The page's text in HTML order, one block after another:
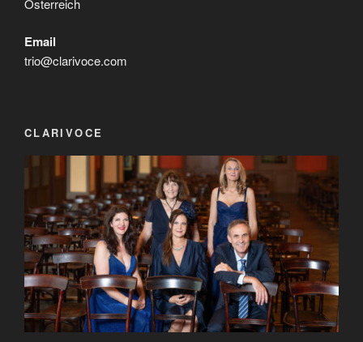
Österreich
Email
trio@clarivoce.com
CLARIVOCE